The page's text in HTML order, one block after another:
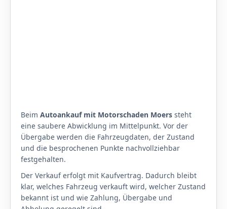
Beim Autoankauf mit Motorschaden Moers steht
eine saubere Abwicklung im Mittelpunkt. Vor der
Übergabe werden die Fahrzeugdaten, der Zustand
und die besprochenen Punkte nachvollziehbar
festgehalten.
Der Verkauf erfolgt mit Kaufvertrag. Dadurch bleibt
klar, welches Fahrzeug verkauft wird, welcher Zustand
bekannt ist und wie Zahlung, Übergabe und